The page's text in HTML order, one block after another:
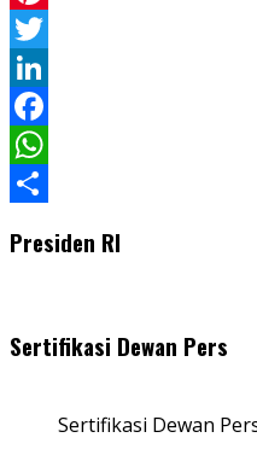
Pinterest
Twitter
LinkedIn
Facebook
WhatsApp
Presiden RI
Sertifikasi Dewan Pers
Sertifikasi Dewan